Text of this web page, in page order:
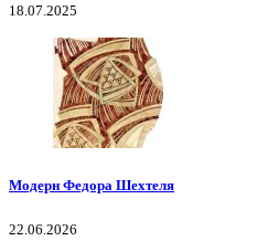
18.07.2025
Модерн Федора Шехтеля
22.06.2026